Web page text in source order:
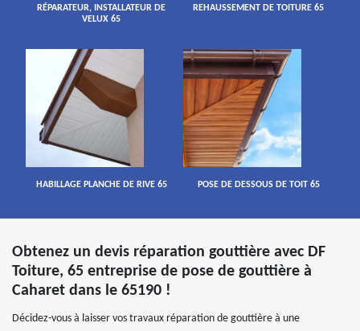
RÉPARATEUR, INSTALLATEUR DE
VELUX 65
REHAUSSEMENT DE TOITURE 65
HABILLAGE PLANCHE DE RIVE 65 POSE DE DESSOUS DE TOIT 65
Obtenez un devis réparation gouttière avec DF
Toiture, 65 entreprise de pose de gouttière à
Caharet dans le 65190 !
Décidez-vous à laisser vos travaux réparation de gouttière à une